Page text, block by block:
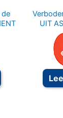
de
UIT